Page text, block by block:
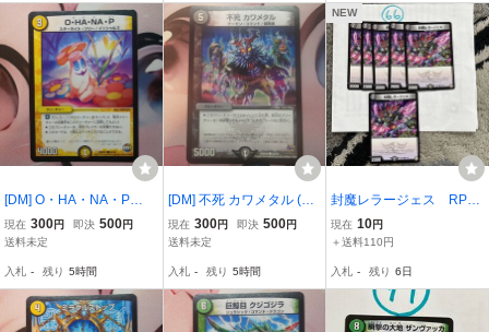
[DM] O・HA・NA・P
「オ・ハ・ナ・ピー」(D
MR21 59/94) デュエルマ
現在 300円 即決 500円
送料未定
入札 - 残り 5時間
[DM] 不死 カワメタル (D
MR20 54/70) デュエルマ
スターズ
現在 300円 即決 500円
送料未定
入札 - 残り 5時間
NEW
封魔レラージェス RP06
77/93 6枚セット
現在 10円
＋送料110円
入札 - 残り 6日